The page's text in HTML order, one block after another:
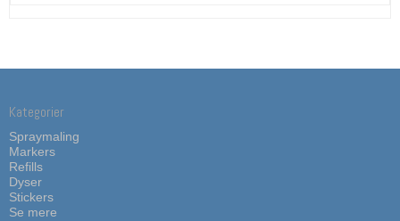
Kategorier
Spraymaling
Markers
Refills
Dyser
Stickers
Se mere